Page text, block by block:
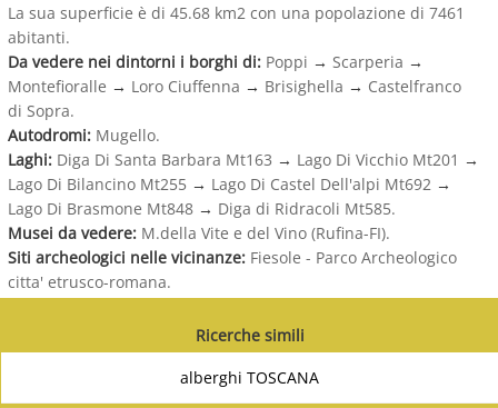
La sua superficie è di 45.68 km2 con una popolazione di 7461
abitanti.
Da vedere nei dintorni i borghi di: Poppi → Scarperia →
Montefioralle → Loro Ciuffenna → Brisighella → Castelfranco
di Sopra.
Autodromi: Mugello.
Laghi: Diga Di Santa Barbara Mt163 → Lago Di Vicchio Mt201 →
Lago Di Bilancino Mt255 → Lago Di Castel Dell'alpi Mt692 →
Lago Di Brasmone Mt848 → Diga di Ridracoli Mt585.
Musei da vedere: M.della Vite e del Vino (Rufina-FI).
Siti archeologici nelle vicinanze: Fiesole - Parco Archeologico
citta' etrusco-romana.
Ricerche simili
alberghi TOSCANA